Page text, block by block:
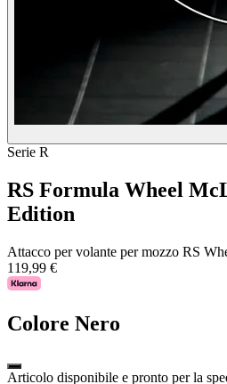
Serie R
RS Formula Wheel
Edition
Attacco per volante per mozzo RS
119,99 €
Colore Nero
Articolo disponibile e pronto per la